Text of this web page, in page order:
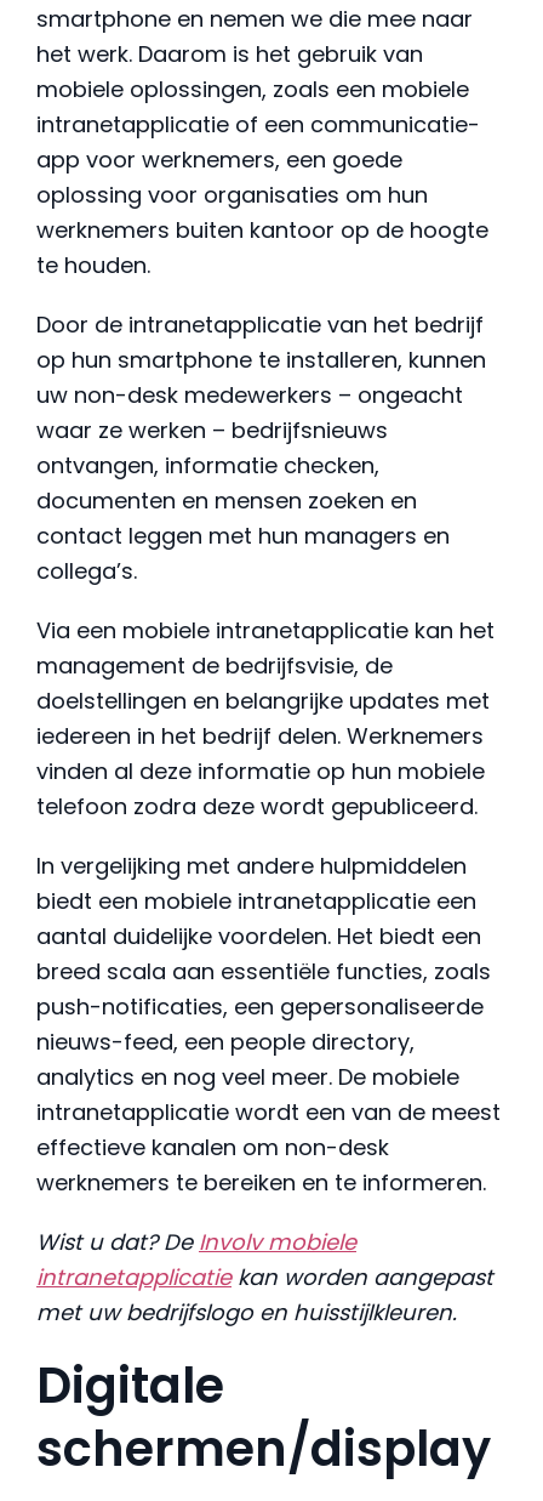
smartphone en nemen we die mee naar
het werk. Daarom is het gebruik van
mobiele oplossingen, zoals een mobiele
intranetapplicatie of een communicatie-
app voor werknemers, een goede
oplossing voor organisaties om hun
werknemers buiten kantoor op de hoogte
te houden.
Door de intranetapplicatie van het bedrijf
op hun smartphone te installeren, kunnen
uw non-desk medewerkers – ongeacht
waar ze werken – bedrijfsnieuws
ontvangen, informatie checken,
documenten en mensen zoeken en
contact leggen met hun managers en
collega’s.
Via een mobiele intranetapplicatie kan het
management de bedrijfsvisie, de
doelstellingen en belangrijke updates met
iedereen in het bedrijf delen. Werknemers
vinden al deze informatie op hun mobiele
telefoon zodra deze wordt gepubliceerd.
In vergelijking met andere hulpmiddelen
biedt een mobiele intranetapplicatie een
aantal duidelijke voordelen. Het biedt een
breed scala aan essentiële functies, zoals
push-notificaties, een gepersonaliseerde
nieuws-feed, een people directory,
analytics en nog veel meer. De mobiele
intranetapplicatie wordt een van de meest
effectieve kanalen om non-desk
werknemers te bereiken en te informeren.
Wist u dat? De Involv mobiele
intranetapplicatiekan worden aangepast
met uw bedrijfslogo en huisstijlkleuren.
Digitale
schermen/display